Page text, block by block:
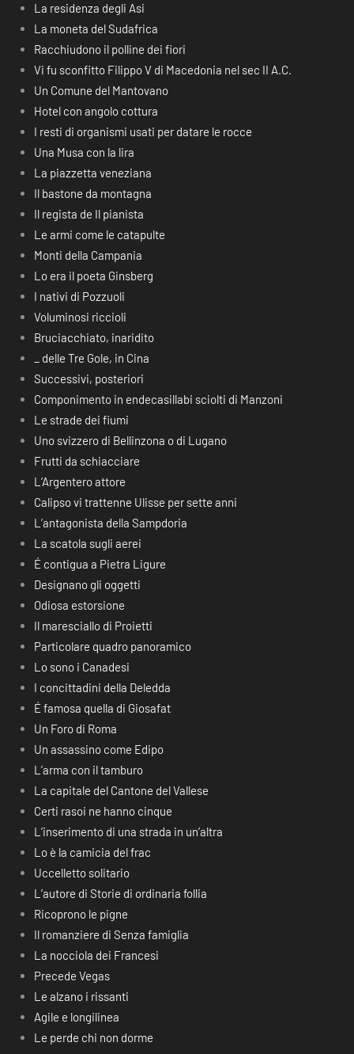
La residenza degli Asi
La moneta del Sudafrica
Racchiudono il polline dei fiori
Vi fu sconfitto Filippo V di Macedonia nel sec II A.C.
Un Comune del Mantovano
Hotel con angolo cottura
I resti di organismi usati per datare le rocce
Una Musa con la lira
La piazzetta veneziana
Il bastone da montagna
Il regista de Il pianista
Le armi come le catapulte
Monti della Campania
Lo era il poeta Ginsberg
I nativi di Pozzuoli
Voluminosi riccioli
Bruciacchiato, inaridito
_ delle Tre Gole, in Cina
Successivi, posteriori
Componimento in endecasillabi sciolti di Manzoni
Le strade dei fiumi
Uno svizzero di Bellinzona o di Lugano
Frutti da schiacciare
L’Argentero attore
Calipso vi trattenne Ulisse per sette anni
L’antagonista della Sampdoria
La scatola sugli aerei
É contigua a Pietra Ligure
Designano gli oggetti
Odiosa estorsione
Il maresciallo di Proietti
Particolare quadro panoramico
Lo sono i Canadesi
I concittadini della Deledda
É famosa quella di Giosafat
Un Foro di Roma
Un assassino come Edipo
L’arma con il tamburo
La capitale del Cantone del Vallese
Certi rasoi ne hanno cinque
L’inserimento di una strada in un’altra
Lo è la camicia del frac
Uccelletto solitario
L’autore di Storie di ordinaria follia
Ricoprono le pigne
Il romanziere di Senza famiglia
La nocciola dei Francesi
Precede Vegas
Le alzano i rissanti
Agile e longilinea
Le perde chi non dorme